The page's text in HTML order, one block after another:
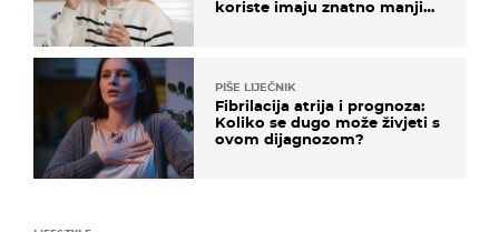
koriste imaju znatno manji
PIŠE LIJEČNIK
Fibrilacija atrija i prognoza:
Koliko se dugo može živjeti s
ovom dijagnozom?